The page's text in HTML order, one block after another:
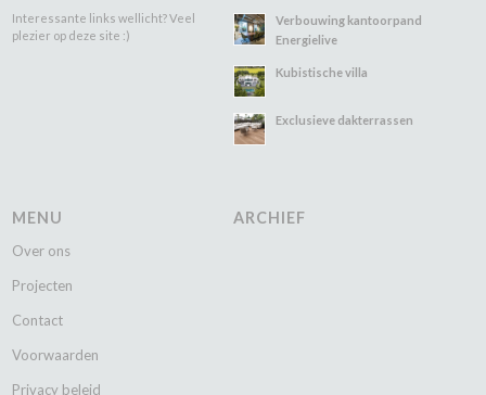
Interessante links wellicht? Veel
plezier op deze site :)
Verbouwing kantoorpand
Energielive
Kubistische villa
Exclusieve dakterrassen
MENU
Over ons
Projecten
Contact
Voorwaarden
Privacy beleid
ARCHIEF